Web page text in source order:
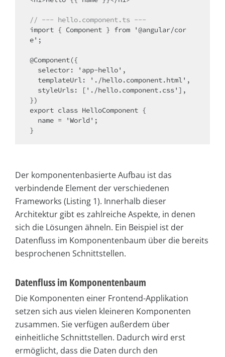
// --- hello.component.ts ---
import { Component } from '@angular/cor
e';
@Component({
})
export class HelloComponent {
Der komponentenbasierte Aufbau ist das
verbindende Element der verschiedenen
Frameworks (Listing 1). Innerhalb dieser
Architektur gibt es zahlreiche Aspekte, in denen
sich die Lösungen ähneln. Ein Beispiel ist der
Datenfluss im Komponentenbaum über die bereits
besprochenen Schnittstellen.
Datenfluss im Komponentenbaum
Die Komponenten einer Frontend-Applikation
setzen sich aus vielen kleineren Komponenten
zusammen. Sie verfügen außerdem über
einheitliche Schnittstellen. Dadurch wird erst
ermöglicht, dass die Daten durch den